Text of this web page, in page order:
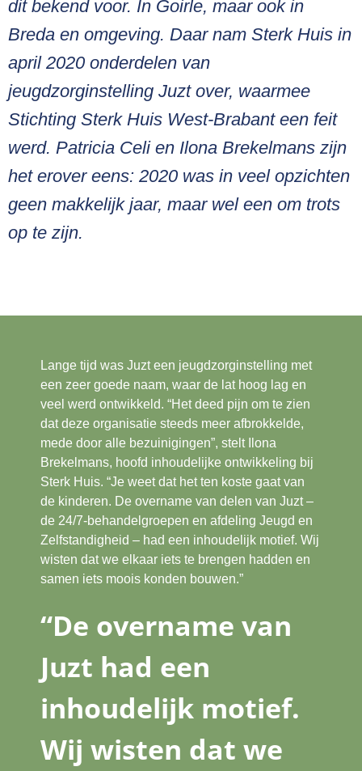
dit bekend voor. In Goirle, maar ook in
Breda en omgeving. Daar nam Sterk Huis in
april 2020 onderdelen van
jeugdzorginstelling Juzt over, waarmee
Stichting Sterk Huis West-Brabant een feit
werd. Patricia Celi en Ilona Brekelmans zijn
het erover eens: 2020 was in veel opzichten
geen makkelijk jaar, maar wel een om trots
op te zijn.
Lange tijd was Juzt een jeugdzorginstelling met
een zeer goede naam, waar de lat hoog lag en
veel werd ontwikkeld. “Het deed pijn om te zien
dat deze organisatie steeds meer afbrokkelde,
mede door alle bezuinigingen”, stelt Ilona
Brekelmans, hoofd inhoudelijke ontwikkeling bij
Sterk Huis. “Je weet dat het ten koste gaat van
de kinderen. De overname van delen van Juzt –
de 24/7-behandelgroepen en afdeling Jeugd en
Zelfstandigheid – had een inhoudelijk motief. Wij
wisten dat we elkaar iets te brengen hadden en
samen iets moois konden bouwen.”
“De overname van
Juzt had een
inhoudelijk motief.
Wij wisten dat we